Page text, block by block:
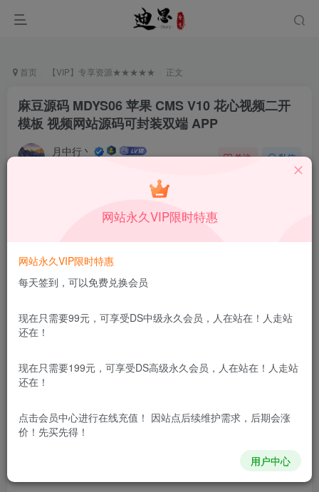
首页 【VIP】专享资源★★★★★ 正文
麻豆源码 MDYS06 苹果 CMS V10 花心视频二开
模板 视频网站源码可封装双端 APP
月中行丶 关注 私信
此内容为付费资源，请付费后查看
￥9.9
立即购买
更新及时
极速下载 安全绿色 网盘下载
本站内容分为：
网站永久VIP限时特惠
网站永久VIP限时特惠
每天签到，可以免费兑换会员
现在只需要99元，可享受DS中级永久会员，人在站在！人走站
还在！
现在只需要199元，可享受DS高级永久会员，人在站在！人走站
还在！
点击会员中心进行在线充值！ 因站点后续维护需求，后期会涨
价！先买先得！
用户中心